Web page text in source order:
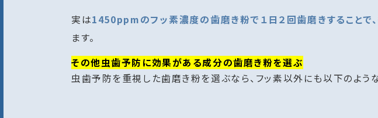
実は1450ppmのフッ素濃度の歯磨き粉で１日２回歯磨きすること
ます。
その他虫歯予防に効果がある成分の歯磨き粉を選ぶ
虫歯予防を重視した歯磨き粉を選ぶなら、フッ素以外にも以下のよう